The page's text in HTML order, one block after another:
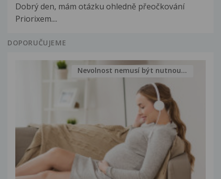
Dobrý den, mám otázku ohledně přeočkování
Priorixem....
DOPORUČUJEME
Nevolnost nemusí být nutnou...